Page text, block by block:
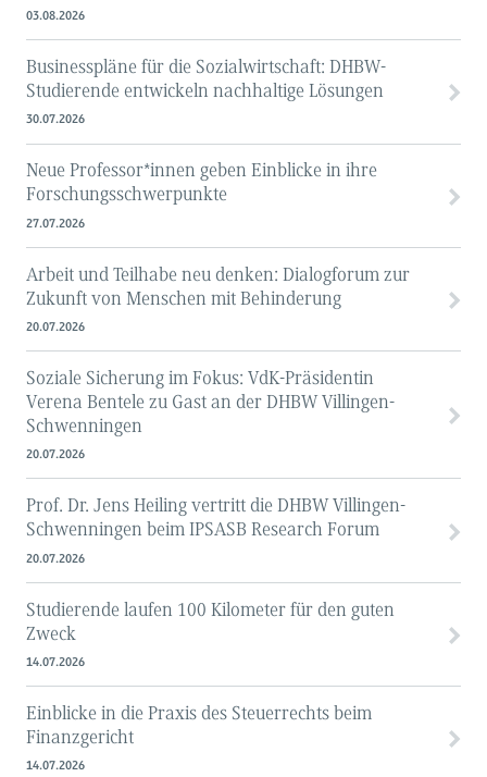
03.08.2026
30.07.2026
Businesspläne für die Sozialwirtschaft: DHBW-
Studierende entwickeln nachhaltige Lösungen
27.07.2026
Neue Professor*innen geben Einblicke in ihre
Forschungsschwerpunkte
20.07.2026
Arbeit und Teilhabe neu denken: Dialogforum zur
Zukunft von Menschen mit Behinderung
20.07.2026
Soziale Sicherung im Fokus: VdK-Präsidentin
Verena Bentele zu Gast an der DHBW Villingen-
Schwenningen
20.07.2026
Prof. Dr. Jens Heiling vertritt die DHBW Villingen-
Schwenningen beim IPSASB Research Forum
14.07.2026
Studierende laufen 100 Kilometer für den guten
Zweck
14.07.2026
Einblicke in die Praxis des Steuerrechts beim
Finanzgericht